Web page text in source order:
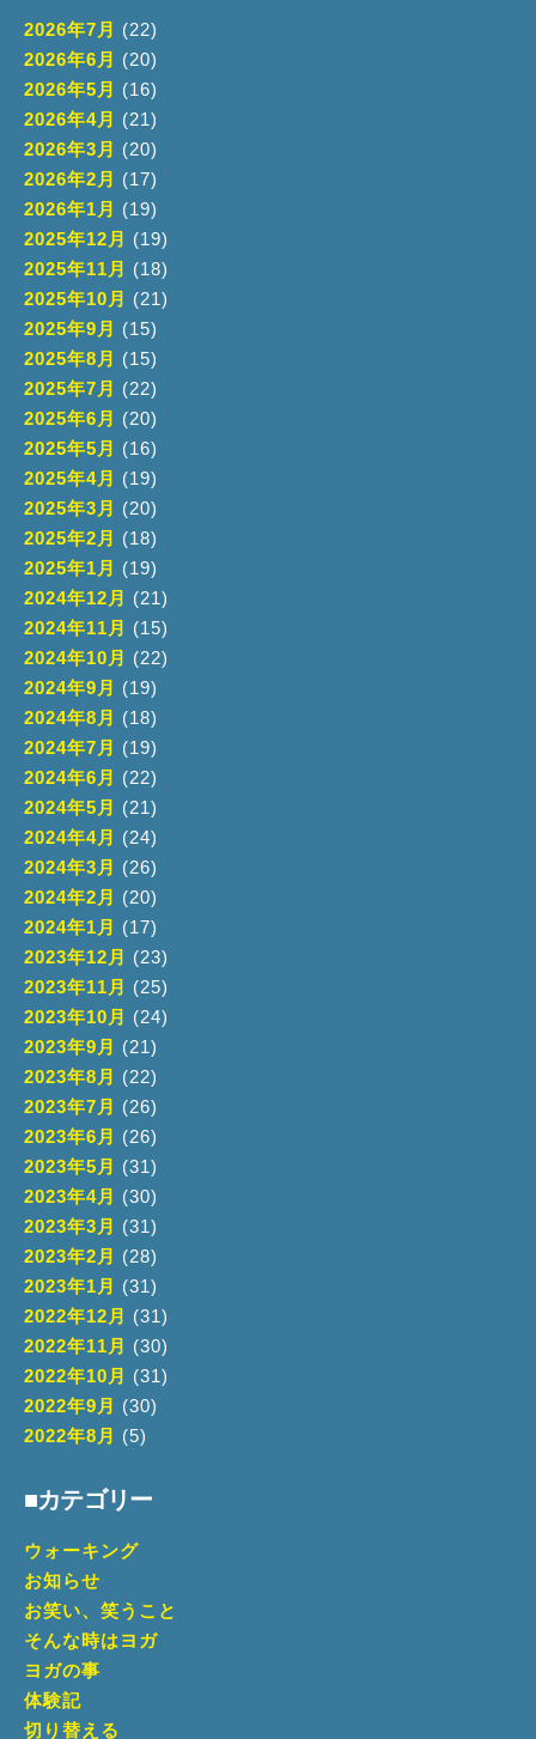
2026年7月
(22)
2026年6月
(20)
2026年5月
(16)
2026年4月
(21)
2026年3月
(20)
2026年2月
(17)
2026年1月
(19)
2025年12月
(19)
2025年11月
(18)
2025年10月
(21)
2025年9月
(15)
2025年8月
(15)
2025年7月
(22)
2025年6月
(20)
2025年5月
(16)
2025年4月
(19)
2025年3月
(20)
2025年2月
(18)
2025年1月
(19)
2024年12月
(21)
2024年11月
(15)
2024年10月
(22)
2024年9月
(19)
2024年8月
(18)
2024年7月
(19)
2024年6月
(22)
2024年5月
(21)
2024年4月
(24)
2024年3月
(26)
2024年2月
(20)
2024年1月
(17)
2023年12月
(23)
2023年11月
(25)
2023年10月
(24)
2023年9月
(21)
2023年8月
(22)
2023年7月
(26)
2023年6月
(26)
2023年5月
(31)
2023年4月
(30)
2023年3月
(31)
2023年2月
(28)
2023年1月
(31)
2022年12月
(31)
2022年11月
(30)
2022年10月
(31)
2022年9月
(30)
2022年8月
(5)
■カテゴリー
ウォーキング
お知らせ
お笑い、笑うこと
そんな時はヨガ
ヨガの事
体験記
切り替える